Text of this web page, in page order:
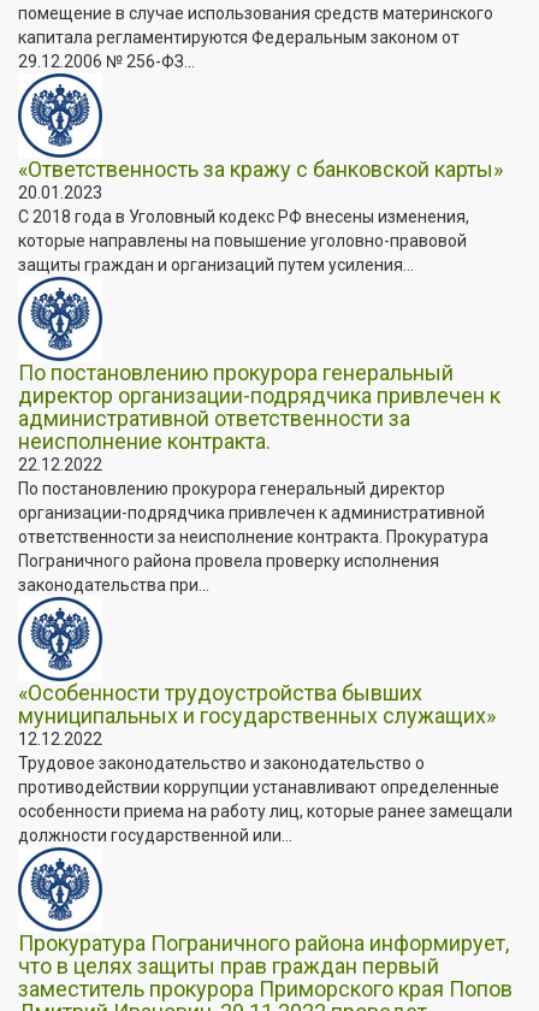
помещение в случае использования средств материнского
капитала регламентируются Федеральным законом от
29.12.2006 № 256-ФЗ...
«Ответственность за кражу с банковской карты»
20.01.2023
С 2018 года в Уголовный кодекс РФ внесены изменения,
которые направлены на повышение уголовно-правовой
защиты граждан и организаций путем усиления...
По постановлению прокурора генеральный
директор организации-подрядчика привлечен к
административной ответственности за
неисполнение контракта.
22.12.2022
По постановлению прокурора генеральный директор
организации-подрядчика привлечен к административной
ответственности за неисполнение контракта. Прокуратура
Пограничного района провела проверку исполнения
законодательства при...
«Особенности трудоустройства бывших
муниципальных и государственных служащих»
12.12.2022
Трудовое законодательство и законодательство о
противодействии коррупции устанавливают определенные
особенности приема на работу лиц, которые ранее замещали
должности государственной или...
Прокуратура Пограничного района информирует,
что в целях защиты прав граждан первый
заместитель прокурора Приморского края Попов